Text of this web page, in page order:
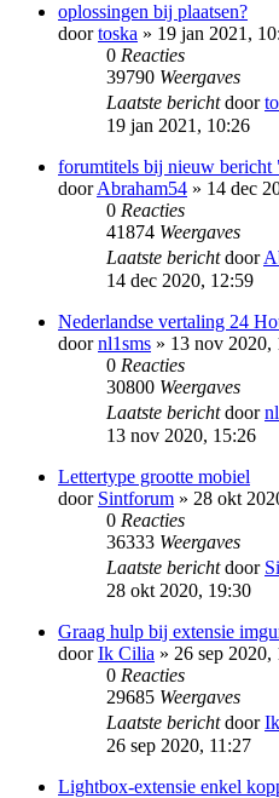
oplossingen bij plaatsen?
doortoska » 19 jan 2021,
0 Reacties
39790 Weergaves
Laatste berichtdoor
19 jan 2021, 10:26
forumtitels bij nieuw bericht
doorAbraham54 » 14 dec
0 Reacties
41874 Weergaves
Laatste berichtdoor
14 dec 2020, 12:59
Nederlandse vertaling 24
doornl1sms » 13 nov 2020,
0 Reacties
30800 Weergaves
Laatste berichtdoor
13 nov 2020, 15:26
Lettertype grootte mobiel
door Sintforum » 28 okt
0 Reacties
36333 Weergaves
Laatste berichtdoor
28 okt 2020, 19:30
Graag hulp bij extensie
doorIk Cilia » 26 sep 2020,
0 Reacties
29685 Weergaves
Laatste berichtdoor
26 sep 2020, 11:27
Lightbox-extensie enkel